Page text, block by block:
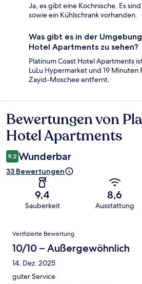
Ja, es gibt eine Kochnische. Es
sowie ein Kühlschrank vorhanden.
Was gibt es in der
Hotel Apartments zu sehen?
Platinum Coast Hotel Apartments
LuLu Hypermarket und 19 Minuten
Zayid-Moschee entfernt.
Bewertungen
Bewertungen von
Hotel Apartments
9,2 Wunderbar
33 Bewertungen
9,4
Sauberkeit
8,6
Ausstattung
Bewertungen
Verifizierte Bewertung
10/10 – Außergewöhnlich
14. Dez. 2025
guter Service